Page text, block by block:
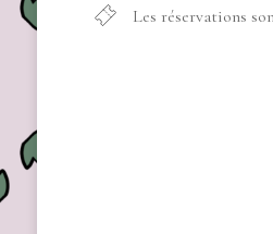
Les réservations